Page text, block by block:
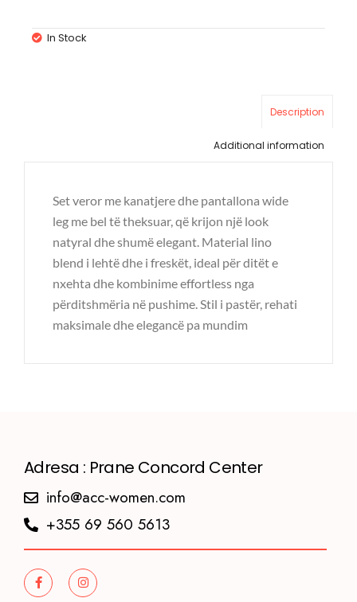
In Stock
Description
Additional information
Set veror me kanatjere dhe pantallona wide
leg me bel të theksuar, që krijon një look
natyral dhe shumë elegant. Material lino
blend i lehtë dhe i freskët, ideal për ditët e
nxehta dhe kombinime effortless nga
përditshmëria në pushime. Stil i pastër, rehati
maksimale dhe elegancë pa mundim
Adresa : Prane Concord Center
info@acc-women.com
+355 69 560 5613